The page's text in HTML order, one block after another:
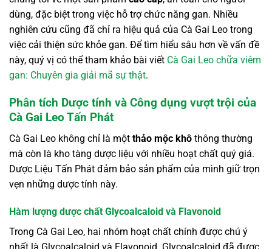
dùng, đặc biệt trong việc hỗ trợ chức năng gan. Nhiều
nghiên cứu cũng đã chỉ ra hiệu quả của Cà Gai Leo trong
việc cải thiện sức khỏe gan. Để tìm hiểu sâu hơn về vấn đề
này, quý vị có thể tham khảo bài viết Cà Gai Leo chữa viêm
gan: Chuyên gia giải mã sự thật.
Phân tích Dược tính và Công dụng vượt trội của
Cà Gai Leo Tấn Phát
Cà Gai Leo không chỉ là một thảo mộc khô thông thường
mà còn là kho tàng dược liệu với nhiều hoạt chất quý giá.
Dược Liệu Tấn Phát đảm bảo sản phẩm của mình giữ trọn
vẹn những dược tính này.
Hàm lượng dược chất Glycoalcaloid và Flavonoid
Trong Cà Gai Leo, hai nhóm hoạt chất chính được chú ý